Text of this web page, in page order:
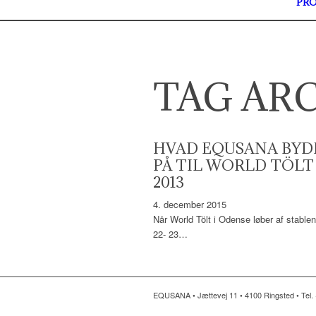
TAG
HVAD EQUSANA
PÅ TIL WORLD TÖLT
2013
4. december 2015
Når World Tölt i Odense løber af
22- 23…
EQUSANA • Jættevej 11 • 4100 Ringsted •